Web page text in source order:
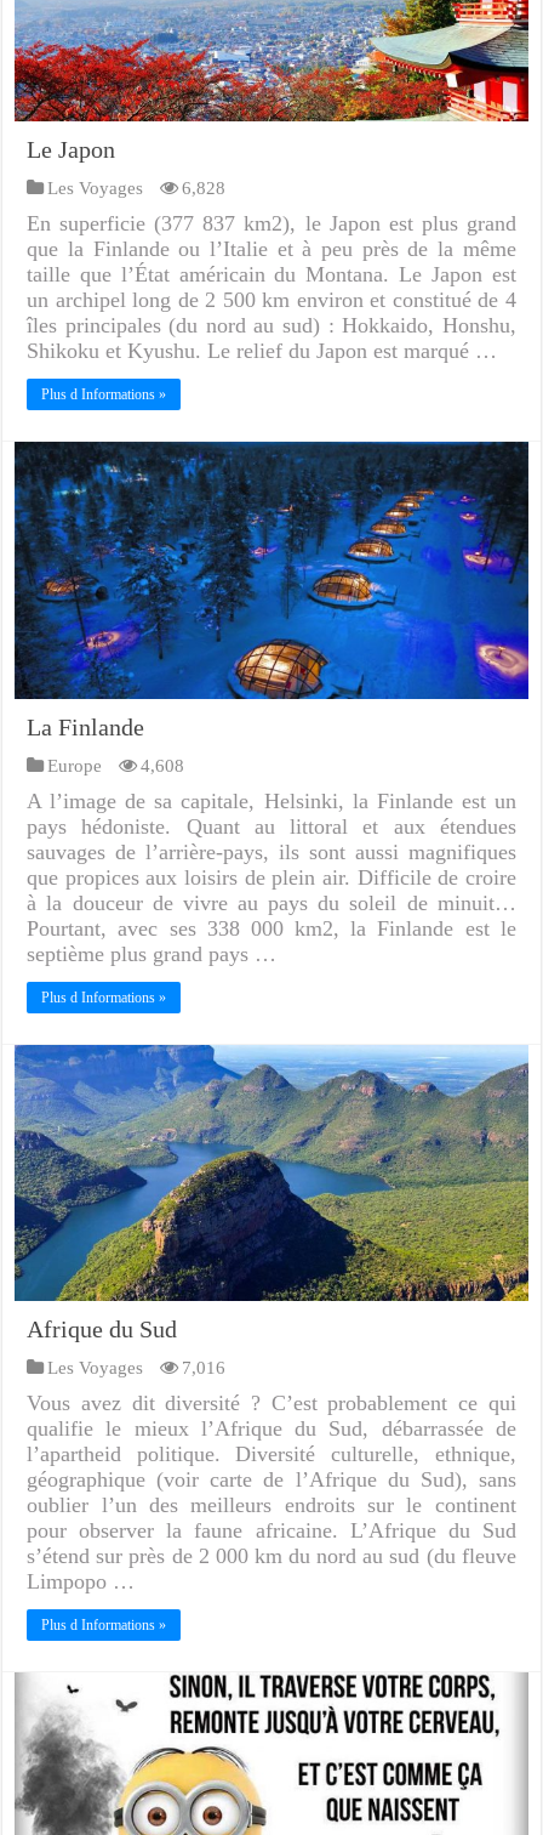
Le Japon
Les Voyages 6,828
En superficie (377 837 km2), le Japon est plus grand
que la Finlande ou l’Italie et à peu près de la même
taille que l’État américain du Montana. Le Japon est
un archipel long de 2 500 km environ et constitué de 4
îles principales (du nord au sud) : Hokkaido, Honshu,
Shikoku et Kyushu. Le relief du Japon est marqué …
Plus d Informations »
La Finlande
Europe 4,608
A l’image de sa capitale, Helsinki, la Finlande est un
pays hédoniste. Quant au littoral et aux étendues
sauvages de l’arrière-pays, ils sont aussi magnifiques
que propices aux loisirs de plein air. Difficile de croire
à la douceur de vivre au pays du soleil de minuit…
Pourtant, avec ses 338 000 km2, la Finlande est le
septième plus grand pays …
Plus d Informations »
Afrique du Sud
Les Voyages 7,016
Vous avez dit diversité ? C’est probablement ce qui
qualifie le mieux l’Afrique du Sud, débarrassée de
l’apartheid politique. Diversité culturelle, ethnique,
géographique (voir carte de l’Afrique du Sud), sans
oublier l’un des meilleurs endroits sur le continent
pour observer la faune africaine. L’Afrique du Sud
s’étend sur près de 2 000 km du nord au sud (du fleuve
Limpopo …
Plus d Informations »